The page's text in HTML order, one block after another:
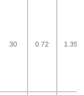
30 0.72 1.39